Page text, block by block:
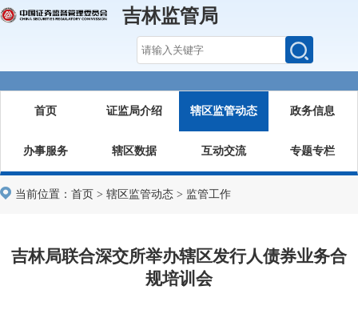
吉林监管局
首页 证监局介绍 辖区监管动态 政务信息
办事服务 辖区数据 互动交流 专题专栏
当前位置： 首页 > 辖区监管动态 > 监管工作
吉林局联合深交所举办辖区发行人债券业务合
规培训会